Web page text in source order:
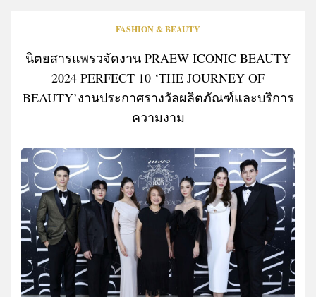
FASHION & BEAUTY
นิตยสารแพรวจัดงาน PRAEW ICONIC BEAUTY
2024 PERFECT 10 ‘THE JOURNEY OF
BEAUTY’งานประกาศรางวัลผลิตภัณฑ์และบริการ
ความงาม